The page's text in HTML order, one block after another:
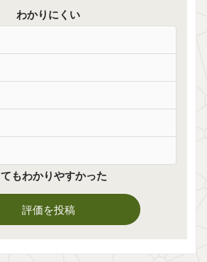
わかりにくい
もわかりやすかった
評価を投稿